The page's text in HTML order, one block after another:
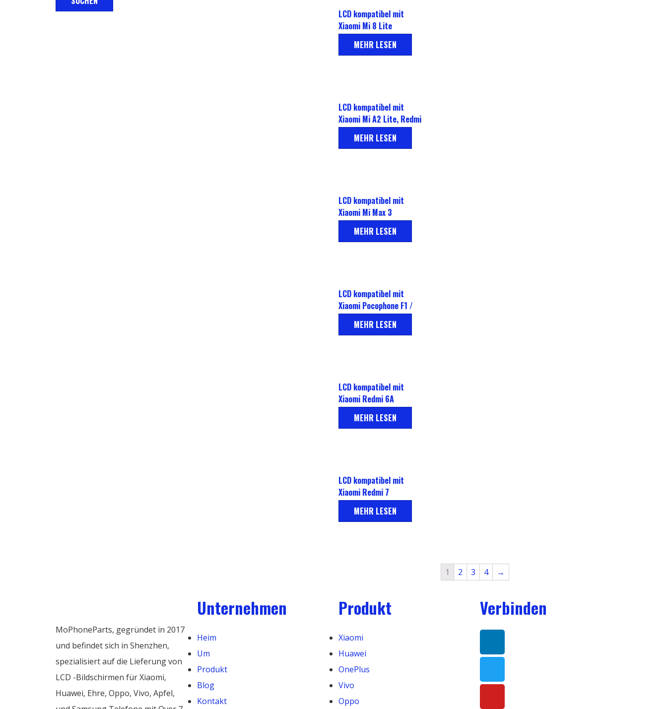
LCD kompatibel mit
Xiaomi Mi 8 Lite
MEHR LESEN
LCD kompatibel mit
Xiaomi Mi A2 Lite, Redmi
6 Pro
MEHR LESEN
LCD kompatibel mit
Xiaomi Mi Max 3
MEHR LESEN
LCD kompatibel mit
Xiaomi Pocophone F1 /
Kleine F1
MEHR LESEN
LCD kompatibel mit
Xiaomi Redmi 6A
MEHR LESEN
LCD kompatibel mit
Xiaomi Redmi 7
MEHR LESEN
1 2 3 4 →
MoPhoneParts, gegründet in 2017
und befindet sich in Shenzhen,
spezialisiert auf die Lieferung von
LCD -Bildschirmen für Xiaomi,
Huawei, Ehre, Oppo, Vivo, Apfel,
Unternehmen
Heim
Um
Produkt
Blog
Kontakt
Produkt
Xiaomi
Huawei
OnePlus
Vivo
Oppo
Verbinden